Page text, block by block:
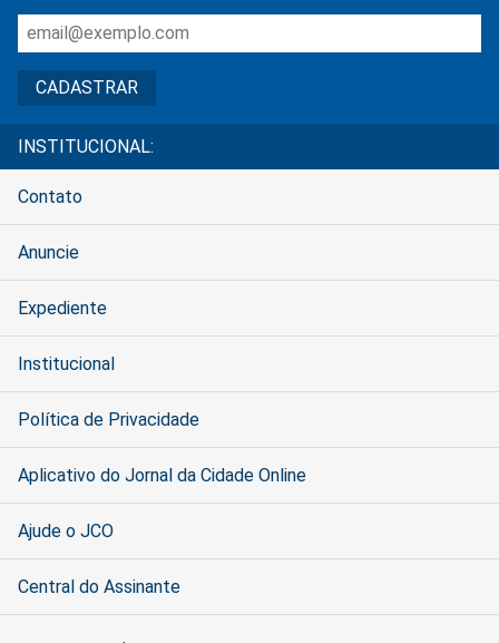
INSTITUCIONAL:
Contato
Anuncie
Expediente
Institucional
Política de Privacidade
Aplicativo do Jornal da Cidade Online
Ajude o JCO
Central do Assinante